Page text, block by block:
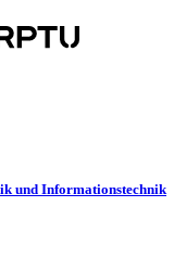
und Informationstechnik